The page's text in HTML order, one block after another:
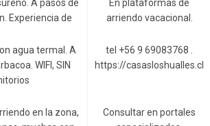
A pasos de
Experiencia de
En plataformas de
arriendo vacacional.
agua termal. A
WIFI, SIN
tel +56 9 69083768 .
https://casasloshualles.cl
en la zona,
Consultar en portales